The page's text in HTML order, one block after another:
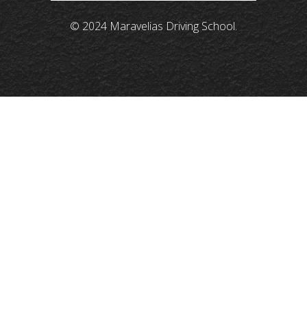
© 2024 Maravelias Driving School.